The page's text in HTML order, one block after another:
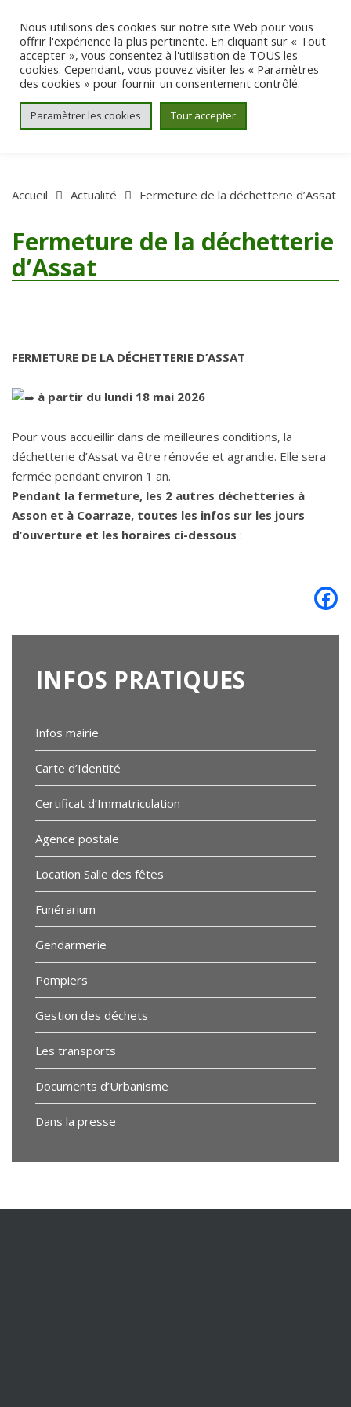
Aller au contenu
Accueil Actualité Fermeture de la déchetterie d’Assat
Fermeture de la déchetterie
d’Assat
FERMETURE DE LA DÉCHETTERIE D’ASSAT
à partir du lundi 18 mai 2026
Pour vous accueillir dans de meilleures conditions, la
déchetterie d’Assat va être rénovée et agrandie. Elle sera
fermée pendant environ 1 an.
Pendant la fermeture, les 2 autres déchetteries à
Asson et à Coarraze, toutes les infos sur les jours
d’ouverture et les horaires ci-dessous :
INFOS PRATIQUES
Infos mairie
Carte d’Identité
Certificat d’Immatriculation
Agence postale
Location Salle des fêtes
Funérarium
Gendarmerie
Pompiers
Gestion des déchets
Les transports
Documents d’Urbanisme
Dans la presse
Nous utilisons des cookies sur notre site Web pour vous
offrir l'expérience la plus pertinente. En cliquant sur « Tout
accepter », vous consentez à l'utilisation de TOUS les
cookies. Cependant, vous pouvez visiter les « Paramètres
des cookies » pour fournir un consentement contrôlé.
Paramètrer les cookies Tout accepter